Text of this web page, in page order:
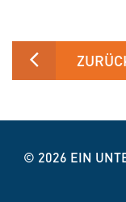
© 2026 EIN